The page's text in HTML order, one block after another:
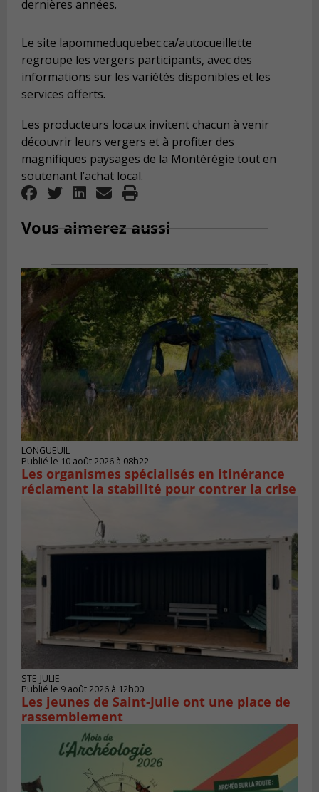
dernières années.
Le site lapommeduquebec.ca/autocueillette
regroupe les vergers participants, avec des
informations sur les variétés disponibles et les
services offerts.
Les producteurs locaux invitent chacun à venir
découvrir leurs vergers et à profiter des
magnifiques paysages de la Montérégie tout en
soutenant l’achat local.
Vous aimerez aussi
LONGUEUIL
Publié le 10 août 2026 à 08h22
Les organismes spécialisés en itinérance
réclament la stabilité pour contrer la crise
STE-JULIE
Publié le 9 août 2026 à 12h00
Les jeunes de Saint-Julie ont une place de
rassemblement